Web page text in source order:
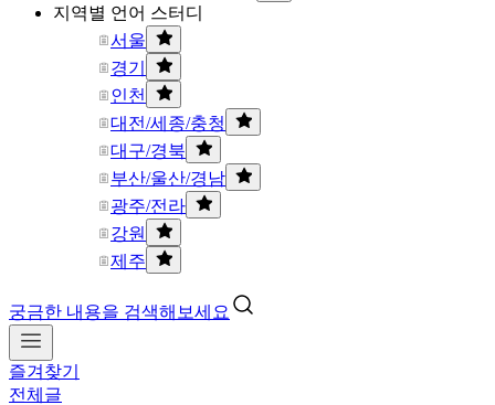
지역별 언어 스터디
서울
경기
인천
대전/세종/충청
대구/경북
부산/울산/경남
광주/전라
강원
제주
궁금한 내용을 검색해보세요
즐겨찾기
전체글